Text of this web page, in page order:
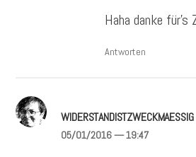
Haha danke
Antworten
WIDERSTANDISTZWECKMAESSIG
05/01/2016— 19:47